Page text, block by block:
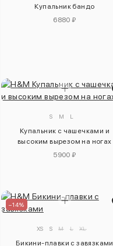
Купальник бандо
6880 ₽
S M L
Купальник с чашечками и
высоким вырезом на ногах
5900 ₽
–14%
XS S M L XL
Бикини-плавки с завязками